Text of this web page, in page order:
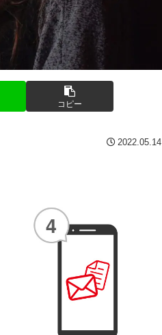
コピー
2022.05.14